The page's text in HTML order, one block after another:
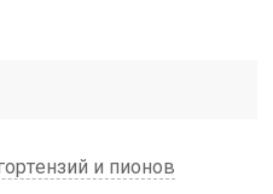
и пионов